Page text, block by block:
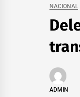
NACIONAL
ADMIN